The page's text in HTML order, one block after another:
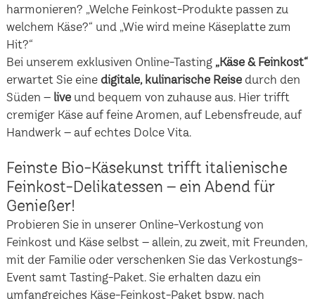
harmonieren? „Welche Feinkost-Produkte passen zu
welchem Käse?“ und „Wie wird meine Käseplatte zum
Hit?“
Bei unserem exklusiven Online-Tasting „Käse & Feinkost“
erwartet Sie eine digitale, kulinarische Reisedurch den
Süden – live und bequem von zuhause aus. Hier trifft
cremiger Käse auf feine Aromen, auf Lebensfreude, auf
Handwerk – auf echtes Dolce Vita.
Feinste Bio-Käsekunst trifft italienische
Feinkost-Delikatessen – ein Abend für
Genießer!
Probieren Sie in unserer Online-Verkostung von
Feinkost und Käse selbst – allein, zu zweit, mit Freunden,
mit der Familie oder verschenken Sie das Verkostungs-
Event samt Tasting-Paket. Sie erhalten dazu ein
umfangreiches Käse-Feinkost-Paket bspw. nach